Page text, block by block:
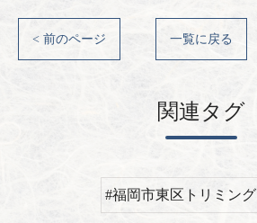
< 前のページ 一覧に戻る
関連タグ
#福岡市東区トリミング